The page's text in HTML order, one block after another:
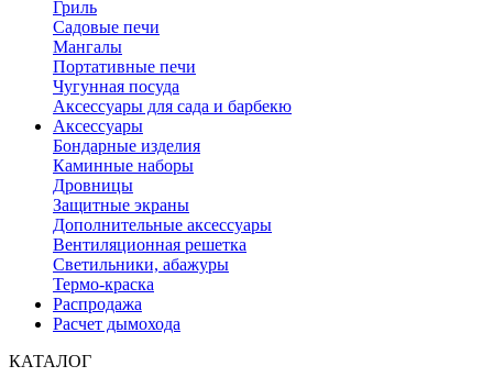
Гриль
Садовые печи
Мангалы
Портативные печи
Чугунная посуда
Аксессуары для сада и барбекю
Аксессуары
Бондарные изделия
Каминные наборы
Дровницы
Защитные экраны
Дополнительные аксессуары
Вентиляционная решетка
Светильники, абажуры
Термо-краска
Распродажа
Расчет дымохода
КАТАЛОГ